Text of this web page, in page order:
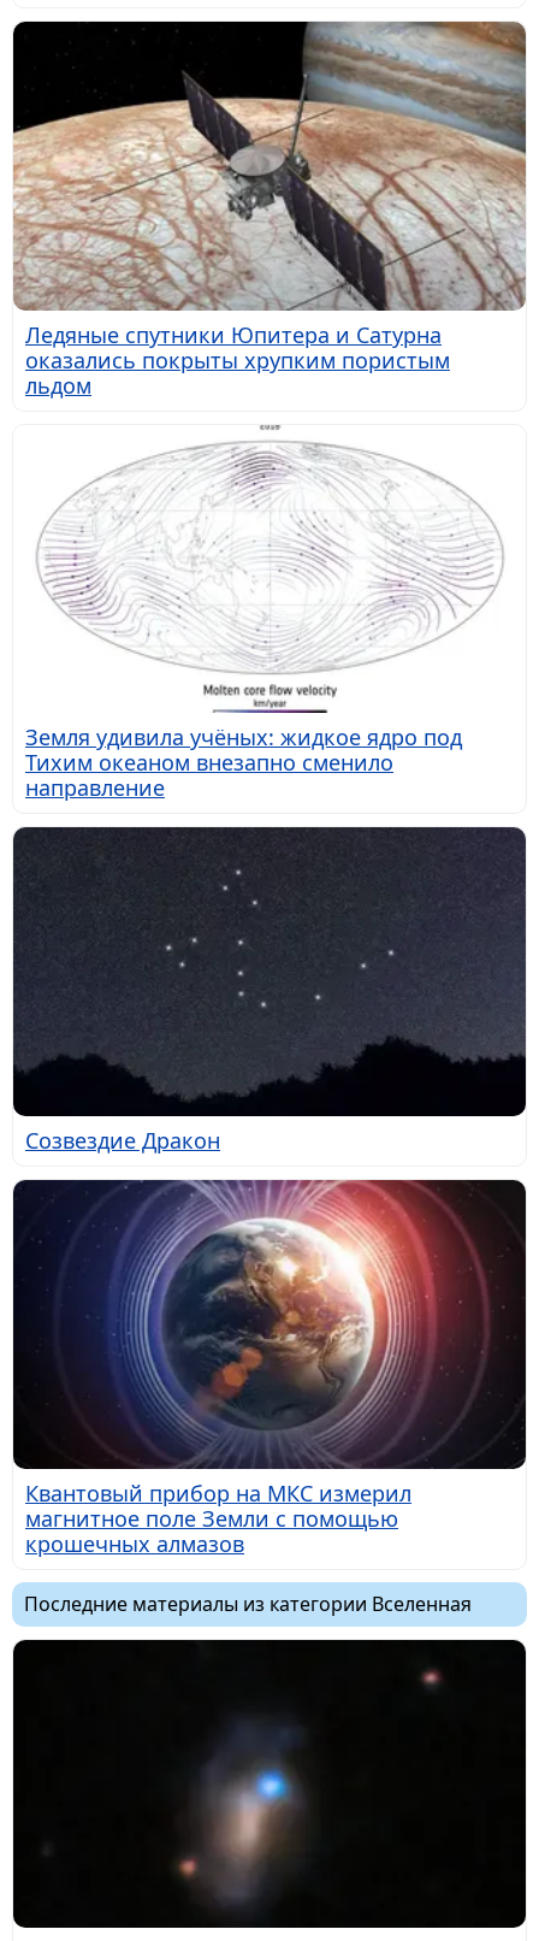
Ледяные спутники Юпитера и Сатурна
оказались покрыты хрупким пористым
льдом
Земля удивила учёных: жидкое ядро под
Тихим океаном внезапно сменило
направление
Созвездие Дракон
Квантовый прибор на МКС измерил
магнитное поле Земли с помощью
крошечных алмазов
Последние материалы из категории Вселенная